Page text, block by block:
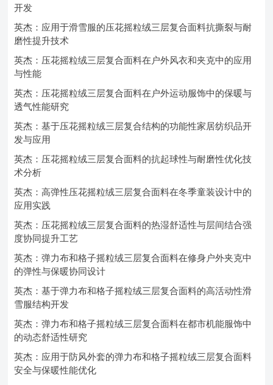
开发
英杰：应用于滑雪服的压花摇粒绒三层复合面料抗撕裂与耐
磨性提升技术
英杰：压花摇粒绒三层复合面料在户外风衣和夹克中的应用
与性能
英杰：压花摇粒绒三层复合面料在户外运动服饰中的保暖与
透气性能研究
英杰：基于压花摇粒绒三层复合结构的功能性家居纺织品开
发与应用
英杰：压花摇粒绒三层复合面料的抗起球性与耐磨性优化技
术分析
英杰：高弹性压花摇粒绒三层复合面料在冬季童装设计中的
应用实践
英杰：压花摇粒绒三层复合面料的热湿舒适性与层间结合强
度协同提升工艺
英杰：弹力布和格子摇粒绒三层复合面料在修身户外夹克中
的弹性与保暖协同设计
英杰：基于弹力布和格子摇粒绒三层复合面料的高活动性滑
雪服结构开发
英杰：弹力布和格子摇粒绒三层复合面料在都市机能服饰中
的动态舒适性研究
英杰：应用于防风外套的弹力布和格子摇粒绒三层复合面料
安全与保暖性能优化